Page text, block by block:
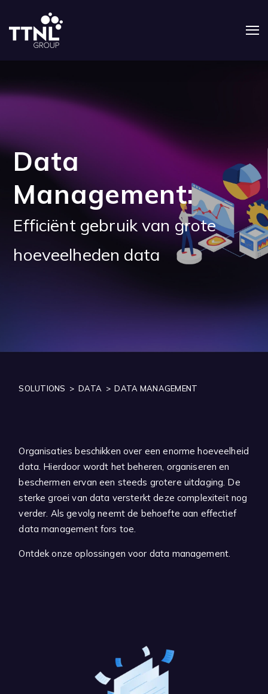
Data
Management:
Efficiënt gebruik van grote
hoeveelheden data
SOLUTIONS >DATA >DATA MANAGEMENT
Organisaties beschikken over een enorme hoeveelheid
data. Hierdoor wordt het beheren, organiseren en
beschermen ervan een steeds grotere uitdaging. De
sterke groei van data versterkt deze complexiteit nog
verder. Als gevolg neemt de behoefte aan effectief
data management fors toe.
Ontdek onze oplossingen voor data management.